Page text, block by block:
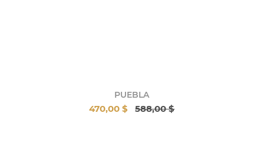
PUEBLA
470,00 $ 588,00 $